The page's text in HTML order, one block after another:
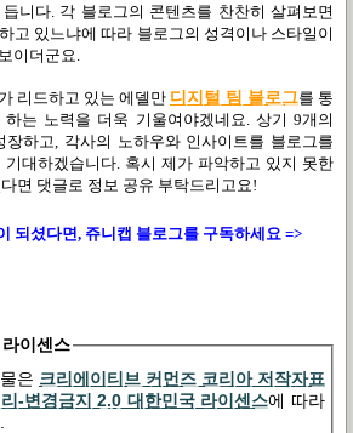
니다. 각 블로그의 콘텐츠를 찬찬히 살펴보면
고 있느냐에 따라 블로그의 성격이나 스타일이
이더군요
가 리드하고 있는 에델만 디지털 팀 블로그를 통
는 노력을 더욱 기울여야겠네요
상기 9개의
장하고
각사의 노하우와 인사이트를 블로그를
기대하겠습니다 . 혹시 제가 파악하고 있지 못한
면 댓글로 정보 공유 부탁드리고요!
되셨다면, 쥬니캡 블로그를 구독하세요 =>
이센스
은 크리에이티브 커먼즈 코리아 저작자표
-변경금지 2.0 대한민국 라이센스에 따라